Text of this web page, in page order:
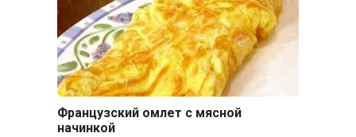
Французский омлет с мясной
начинкой